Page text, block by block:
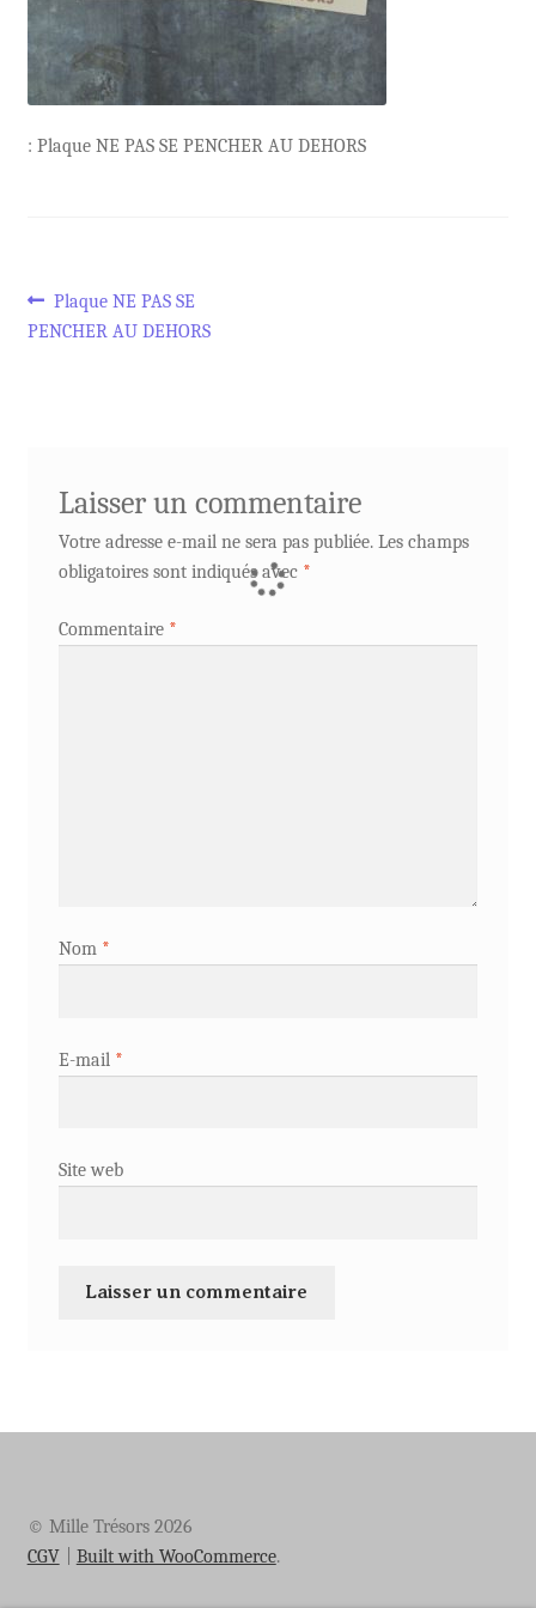
: Plaque NE PAS SE PENCHER AU DEHORS
Navigation
Article
précédent :
Plaque NE PAS SE
PENCHER AU DEHORS
Laisser un commentaire
Votre adresse e-mail ne sera pas publiée. Les champs
obligatoires sont indiqués avec *
Commentaire *
Nom *
E-mail *
Site web
© Mille Trésors 2026
CGV
Built with WooCommerce.